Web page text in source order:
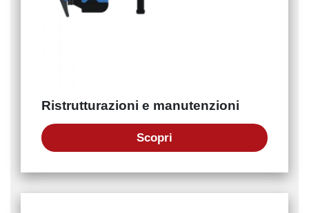
Ristrutturazioni e manutenzioni
Scopri